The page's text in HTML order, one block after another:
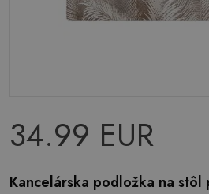
34.99 EUR
Kancelárska podložka na stôl